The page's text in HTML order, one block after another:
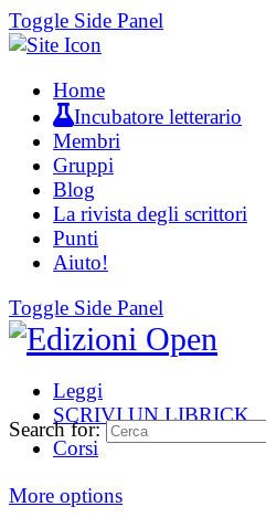
Toggle Side Panel
Home
Incubatore letterario
Membri
Gruppi
Blog
La rivista degli scrittori
Punti
Aiuto!
Toggle Side Panel
Leggi
SCRIVI UN LIBRICK
Corsi
More options
Search for: